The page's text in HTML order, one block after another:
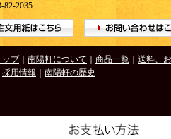
82-2035
ップ｜ 南陽軒について 商品一覧
送料、
採用情報 南陽軒の歴史